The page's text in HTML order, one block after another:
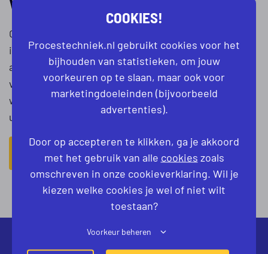
Onze incompany opleiding kenmerkt zich door een
interactieve manier van trainen en workshops. Na
afloop van de opleiding ben je in staat met de
verkregen kennis en vaardigheden je
werkzaamheden nog beter en op een veilige manier
uit te voeren.
MELD JE AAN ALS LEERLING
COOKIES!
Procestechniek.nl gebruikt cookies voor het
bijhouden van statistieken, om jouw
voorkeuren op te slaan, maar ook voor
marketingdoeleinden (bijvoorbeeld
advertenties).
Door op accepteren te klikken, ga je akkoord
met het gebruik van alle cookies zoals
omschreven in onze cookieverklaring. Wil je
kiezen welke cookies je wel of niet wilt
toestaan?
Voorkeur beheren